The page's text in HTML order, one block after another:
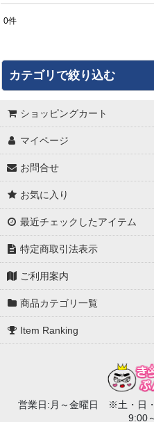
並び順:
0件
カテゴリで絞り込む
ボタン
ラインストーンシール ジュエリ
ラインストーンシール パールタイ
ラインストーンテープ ロールタ
ラインストーンチェーン
ホログラム・グリッターシート
ショッピングカート
マイページ
お問合せ
お気に入り
最近チェックしたアイテム
特定商取引法表示
ご利用案内
商品カテゴリ一覧
Item Ranking
営業日:月～金曜日 ※土・日
9:00